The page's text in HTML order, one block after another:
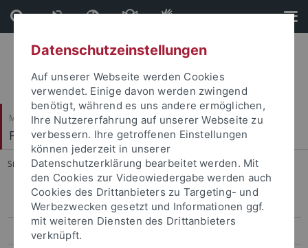
Direkt
zum
Inhalt
Direkt
zur
Fußleiste
Mathematisch-Naturwissenschaftliche Fakultät
Fachbereich Mathematik
Sie sind hier: Startseite ... Prof. Dr. Gerhard Huisken
Algebra
Analysis
Datenschutzeinstellungen
Auf unserer Webseite werden Cookies
verwendet. Einige davon werden zwingend
benötigt, während es uns andere ermöglichen,
Ihre Nutzererfahrung auf unserer Webseite zu
verbessern. Ihre getroffenen Einstellungen
können jederzeit in unserer
Datenschutzerklärung bearbeitet werden. Mit
den Cookies zur Videowiedergabe werden auch
Cookies des Drittanbieters zu Targeting- und
Werbezwecken gesetzt und Informationen ggf.
mit weiteren Diensten des Drittanbieters
verknüpft.